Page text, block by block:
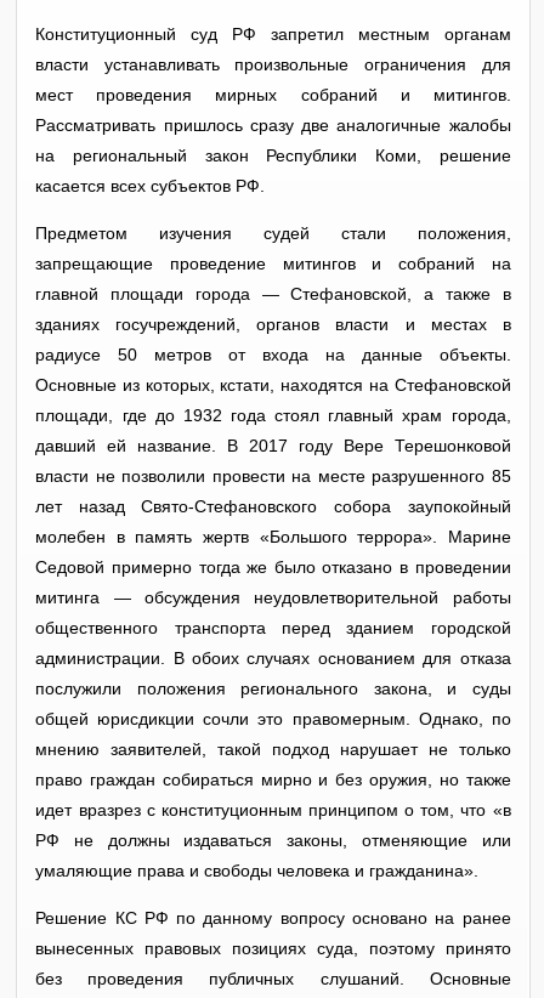
Конституционный суд РФ запретил местным органам
власти устанавливать произвольные ограничения для
мест проведения мирных собраний и митингов.
Рассматривать пришлось сразу две аналогичные жалобы
на региональный закон Республики Коми, решение
касается всех субъектов РФ.
Предметом изучения судей стали положения,
запрещающие проведение митингов и собраний на
главной площади города — Стефановской, а также в
зданиях госучреждений, органов власти и местах в
радиусе 50 метров от входа на данные объекты.
Основные из которых, кстати, находятся на Стефановской
площади, где до 1932 года стоял главный храм города,
давший ей название. В 2017 году Вере Терешонковой
власти не позволили провести на месте разрушенного 85
лет назад Свято-Стефановского собора заупокойный
молебен в память жертв «Большого террора». Марине
Седовой примерно тогда же было отказано в проведении
митинга — обсуждения неудовлетворительной работы
общественного транспорта перед зданием городской
администрации. В обоих случаях основанием для отказа
послужили положения регионального закона, и суды
общей юрисдикции сочли это правомерным. Однако, по
мнению заявителей, такой подход нарушает не только
право граждан собираться мирно и без оружия, но также
идет вразрез с конституционным принципом о том, что «в
РФ не должны издаваться законы, отменяющие или
умаляющие права и свободы человека и гражданина».
Решение КС РФ по данному вопросу основано на ранее
вынесенных правовых позициях суда, поэтому принято
без проведения публичных слушаний. Основные